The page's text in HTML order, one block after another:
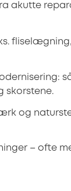
akutte
skorstene.
og
– ofte